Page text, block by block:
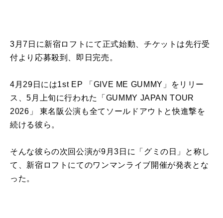
3月7日に新宿ロフトにて正式始動、チケットは先行受
付より応募殺到、即日完売。
4月29日には1st EP 「GIVE ME GUMMY」をリリー
ス、5月上旬に行われた「GUMMY JAPAN TOUR
2026」 東名阪公演も全てソールドアウトと快進撃を
続ける彼ら。
そんな彼らの次回公演が9月3日に「グミの日」と称し
て、新宿ロフトにてのワンマンライブ開催が発表とな
った。